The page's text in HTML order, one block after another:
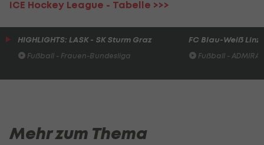
ICE Hockey League - Tabelle >>>
HIGHLIGHTS: LASK - SK Sturm Graz
Fußball - Frauen-Bundesliga
FC Blau-Weiß Linz
Fußball -
Mehr zum Thema